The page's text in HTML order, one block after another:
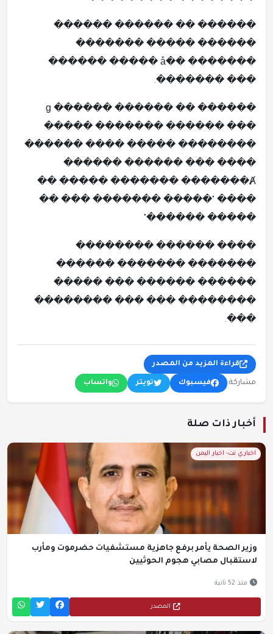
������ �� ������ ������
������ ����� �������
������� ��ǡ ����� ������
��� �������.
������ �� ������ ����ɡ ��
����� ������� ������ ���
������ ���� ����� ��������
������ ������ ��� ����
������� �������Ⱥ ����� ��
���� "����� ������� ��� ��
����� ������"
���� ������ ��������
������� ������� ������
������ ������ ��� �����
�������� ��� ��� ��������
���.
قراءة المزيد من المصدر
مشاركة: فيسبوك تويتر واتساب
أخبار ذات صلة
اخباري نت- اخبار اليمن
وزير الصحة يأمر برفع جاهزية مستشفيات حضرموت ومأرب
لاستقبال مصابي هجوم الحوثيين
منذ 52 ثانية
المصدر